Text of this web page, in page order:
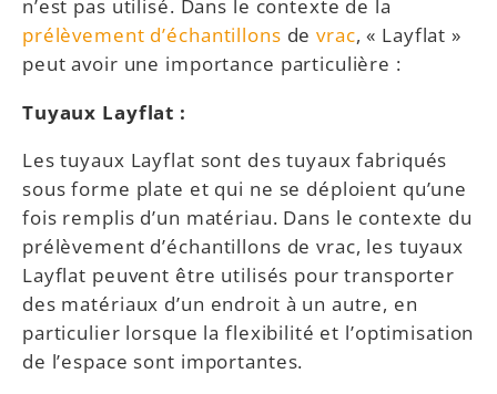
n’est pas utilisé. Dans le contexte de la
prélèvement d’échantillons devrac, « Layflat »
peut avoir une importance particulière :
Tuyaux Layflat :
Les tuyaux Layflat sont des tuyaux fabriqués
sous forme plate et qui ne se déploient qu’une
fois remplis d’un matériau. Dans le contexte du
prélèvement d’échantillons de vrac, les tuyaux
Layflat peuvent être utilisés pour transporter
des matériaux d’un endroit à un autre, en
particulier lorsque la flexibilité et l’optimisation
de l’espace sont importantes.